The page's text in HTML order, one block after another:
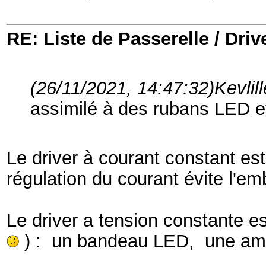
RE: Liste de Passerelle /
(26/11/2021, 14:47:32)
assimilé à des rubans LED
Le driver à courant constant
régulation du courant évite
Le driver a tension constante
) : un bandeau LED, une